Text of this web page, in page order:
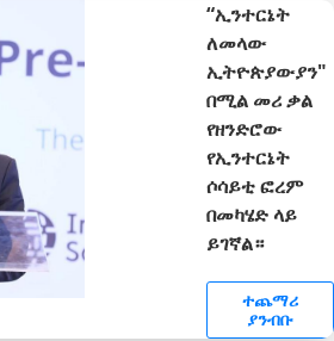
“ኢንተርኔት
ለመላው
ኢትዮጵያውያን"
በሚል መሪ ቃል
የዘንድሮው
የኢንተርኔት
ሶሳይቲ ፎረም
በመካሄድ ላይ
ይገኛል።
ተጨማሪ
ያንብቡ